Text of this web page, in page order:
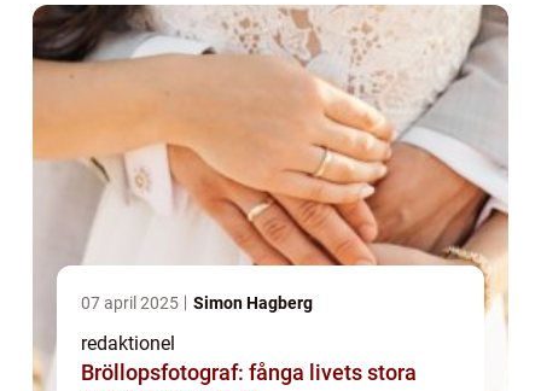
07 april 2025 Simon Hagberg
redaktionel
Bröllopsfotograf: fånga livets stora